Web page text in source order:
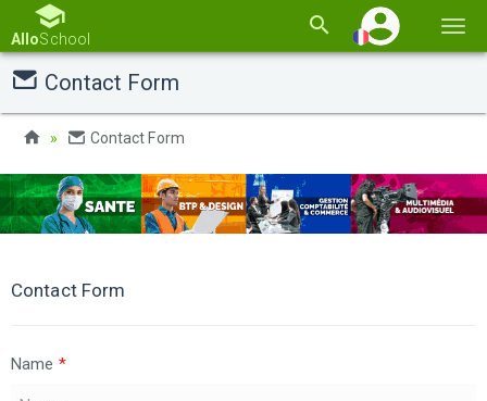
la
AlloSchool
Contact Form
Contact Form
Contact Form
Name *